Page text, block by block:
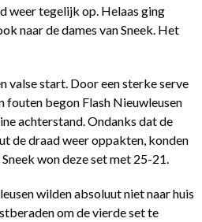
weer tegelijk op. Helaas ging
naar de dames van Sneek. Het
valse start. Door een sterke serve
fouten begon Flash Nieuwleusen
achterstand. Ondanks dat de
de draad weer oppakten, konden
won deze set met 25-21.
wilden absoluut niet naar huis
om de vierde set te